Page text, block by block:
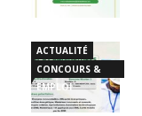
ACTUALITÉ
CONCOURS &
EMPLOI